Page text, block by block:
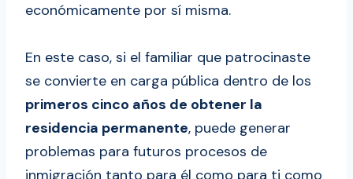
económicamente por sí misma.
En este caso, si el familiar que patrocinaste
se convierte en carga pública dentro de los
primeros cinco años de obtener la
residencia permanente, puede generar
problemas para futuros procesos de